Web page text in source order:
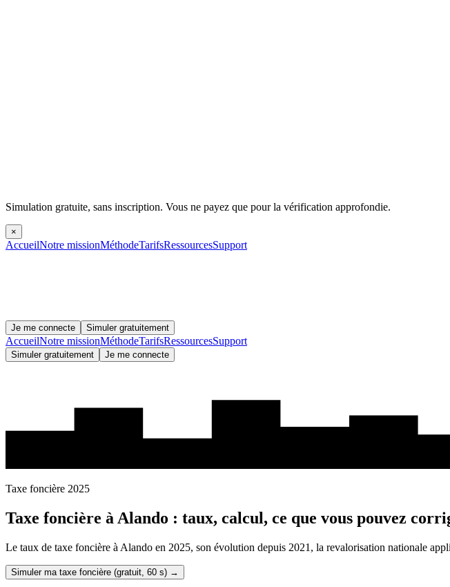
Simulation gratuite, sans inscription. Vous ne payez que pour la vérification approfondie.
×
AccueilNotre missionMéthodeTarifsRessourcesSupport
Je me connecte Simuler gratuitement
AccueilNotre missionMéthodeTarifsRessourcesSupport
Simuler gratuitement Je me connecte
Taxe foncière 2025
Taxe foncière à Alando : taux, calcul, ce que vous pouvez
Le taux de taxe foncière à Alando en 2025, son évolution depuis 2021, la revalorisation nationale
Simuler ma taxe foncière (gratuit, 60 s) →